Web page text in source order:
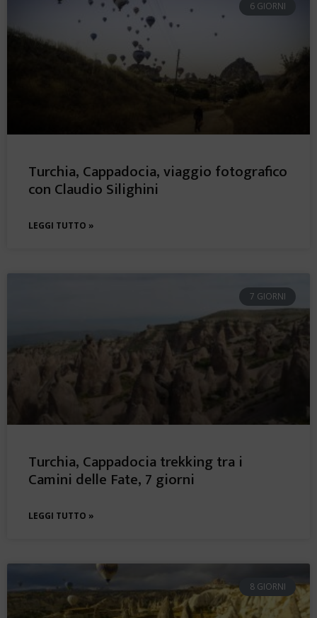
6 GIORNI
Turchia, Cappadocia, viaggio fotografico
con Claudio Silighini
LEGGI TUTTO »
7 GIORNI
Turchia, Cappadocia trekking tra i
Camini delle Fate, 7 giorni
LEGGI TUTTO »
8 GIORNI